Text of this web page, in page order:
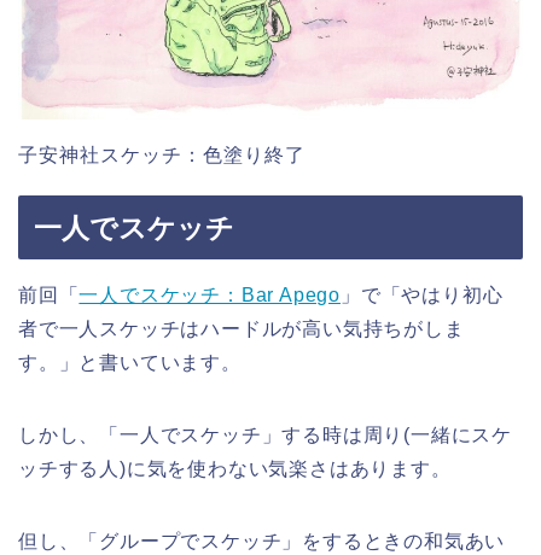
子安神社スケッチ：色塗り終了
一人でスケッチ
前回「一人でスケッチ：Bar Apego 」で「やはり初心
者で一人スケッチはハードルが高い気持ちがしま
す。」と書いています。
しかし、「一人でスケッチ」する時は周り(一緒にスケ
ッチする人)に気を使わない気楽さはあります。
但し、「グループでスケッチ」をするときの和気あい